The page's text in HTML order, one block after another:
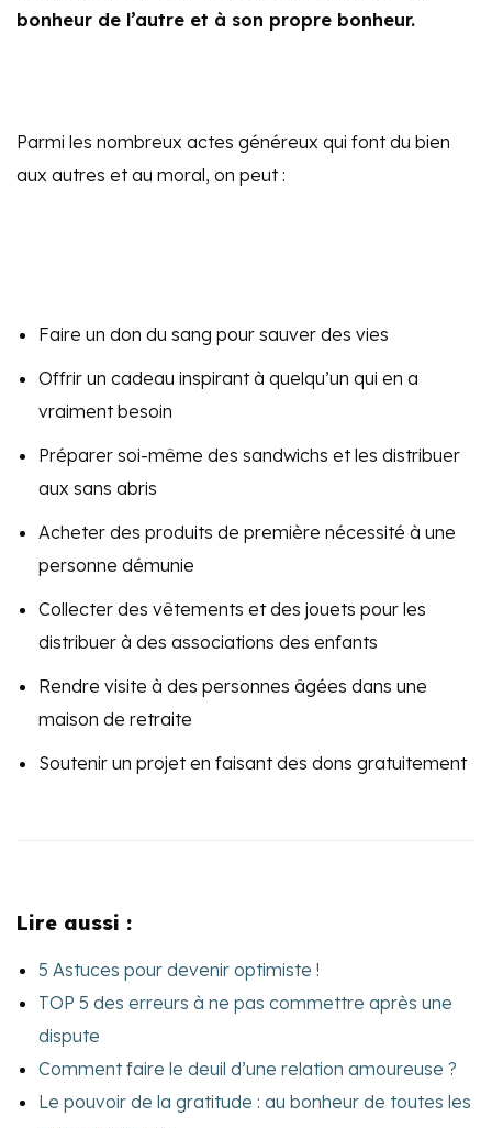
bonheur de l’autre et à son propre bonheur.
Parmi les nombreux actes généreux qui font du bien
aux autres et au moral, on peut :
Faire un don du sang pour sauver des vies
Offrir un cadeau inspirant à quelqu’un qui en a
vraiment besoin
Préparer soi-même des sandwichs et les distribuer
aux sans abris
Acheter des produits de première nécessité à une
personne démunie
Collecter des vêtements et des jouets pour les
distribuer à des associations des enfants
Rendre visite à des personnes âgées dans une
maison de retraite
Soutenir un projet en faisant des dons gratuitement
Lire aussi :
5 Astuces pour devenir optimiste !
TOP 5 des erreurs à ne pas commettre après une
dispute
Comment faire le deuil d’une relation amoureuse ?
Le pouvoir de la gratitude : au bonheur de toutes les